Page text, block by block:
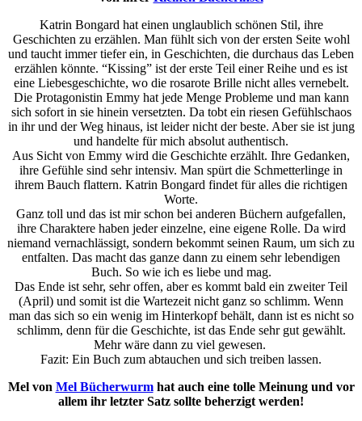
Katrin Bongard hat einen unglaublich schönen Stil, ihre
Geschichten zu erzählen. Man fühlt sich von der ersten Seite wohl
und taucht immer tiefer ein, in Geschichten, die durchaus das Leben
erzählen könnte. “Kissing” ist der erste Teil einer Reihe und es ist
eine Liebesgeschichte, wo die rosarote Brille nicht alles vernebelt.
Die Protagonistin Emmy hat jede Menge Probleme und man kann
sich sofort in sie hinein versetzten. Da tobt ein riesen Gefühlschaos
in ihr und der Weg hinaus, ist leider nicht der beste. Aber sie ist jung
und handelte für mich absolut authentisch.
Aus Sicht von Emmy wird die Geschichte erzählt. Ihre Gedanken,
ihre Gefühle sind sehr intensiv. Man spürt die Schmetterlinge in
ihrem Bauch flattern. Katrin Bongard findet für alles die richtigen
Worte.
Ganz toll und das ist mir schon bei anderen Büchern aufgefallen,
ihre Charaktere haben jeder einzelne, eine eigene Rolle. Da wird
niemand vernachlässigt, sondern bekommt seinen Raum, um sich zu
entfalten. Das macht das ganze dann zu einem sehr lebendigen
Buch. So wie ich es liebe und mag.
Das Ende ist sehr, sehr offen, aber es kommt bald ein zweiter Teil
(April) und somit ist die Wartezeit nicht ganz so schlimm. Wenn
man das sich so ein wenig im Hinterkopf behält, dann ist es nicht so
schlimm, denn für die Geschichte, ist das Ende sehr gut gewählt.
Mehr wäre dann zu viel gewesen.
Fazit: Ein Buch zum abtauchen und sich treiben lassen.
Mel von Mel Bücherwurmhat auch eine tolle Meinung und vor
allem ihr letzter Satz sollte beherzigt werden!